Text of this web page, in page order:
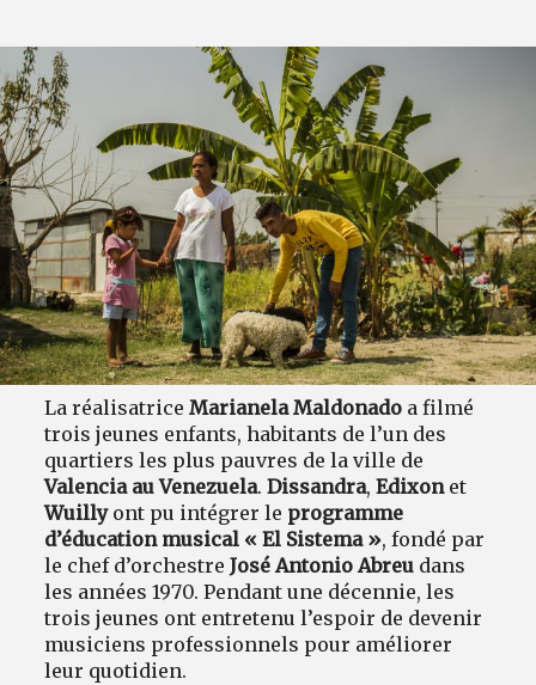
La réalisatriceMarianela Maldonado a filmé
trois jeunes enfants, habitants de l’un des
quartiers les plus pauvres de la ville de
Valencia au Venezuela.Dissandra,Edixon et
Wuilly ont pu intégrer le programme
d’éducation musical « El Sistema », fondé par
le chef d’orchestreJosé Antonio Abreu dans
les années 1970. Pendant une décennie, les
trois jeunes ont entretenu l’espoir de devenir
musiciens professionnels pour améliorer
leur quotidien.